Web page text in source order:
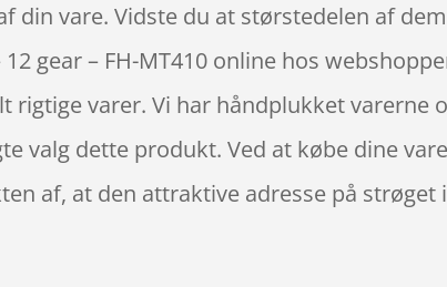
din vare. Vidste du at størstedelen af
12 gear – FH-MT410 online hos
rigtige varer. Vi har håndplukket
valg dette produkt. Ved at købe dine
af, at den attraktive adresse på